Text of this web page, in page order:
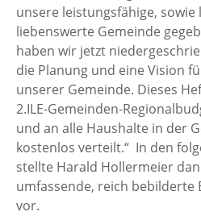
unsere leistungsfähige, sowie
liebenswerte Gemeinde
haben wir jetzt
die Planung und eine Vision
unserer Gemeinde. Dieses
2.ILE-Gemeinden-
und an alle Haushalte in der
kostenlos verteilt.“ In den
stellte Harald Hollermeier
umfassende, reich bebilderte
vor.